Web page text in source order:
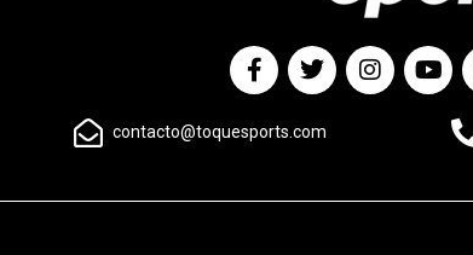
contacto@toquesports.com